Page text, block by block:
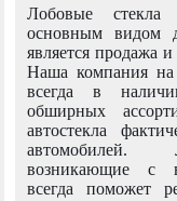
Лобовые
основным видом
является продажа и
Наша компания на
всегда в
обширных
автостекла
возникающие с
всегда поможет